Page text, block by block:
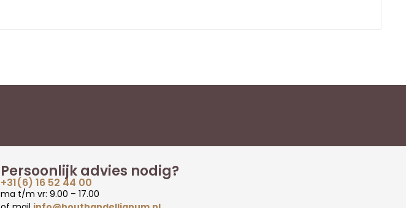
Persoonlijk advies nodig?
+31(6) 16 52 44 00
ma t/m vr: 9.00 – 17.00